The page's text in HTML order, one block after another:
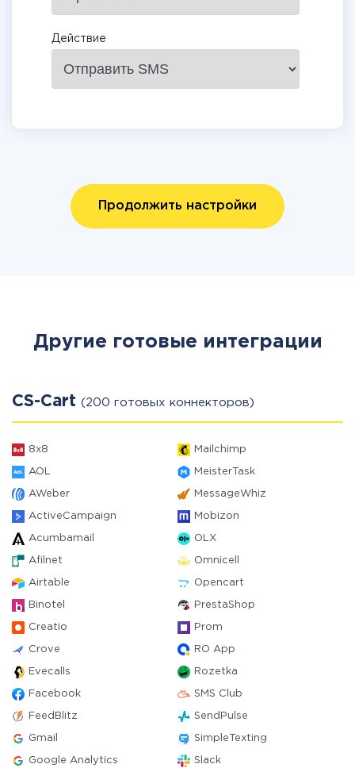
Действие
Продолжить настройки
Другие готовые интеграции
CS-Cart (200 готовых коннекторов)
8x8 Mailchimp
AOL MeisterTask
AWeber MessageWhiz
ActiveCampaign Mobizon
Acumbamail OLX
Afilnet Omnicell
Airtable Opencart
Binotel PrestaShop
Creatio Prom
Crove RO App
Evecalls Rozetka
Facebook SMS Club
FeedBlitz SendPulse
Gmail SimpleTexting
Google Analytics Slack